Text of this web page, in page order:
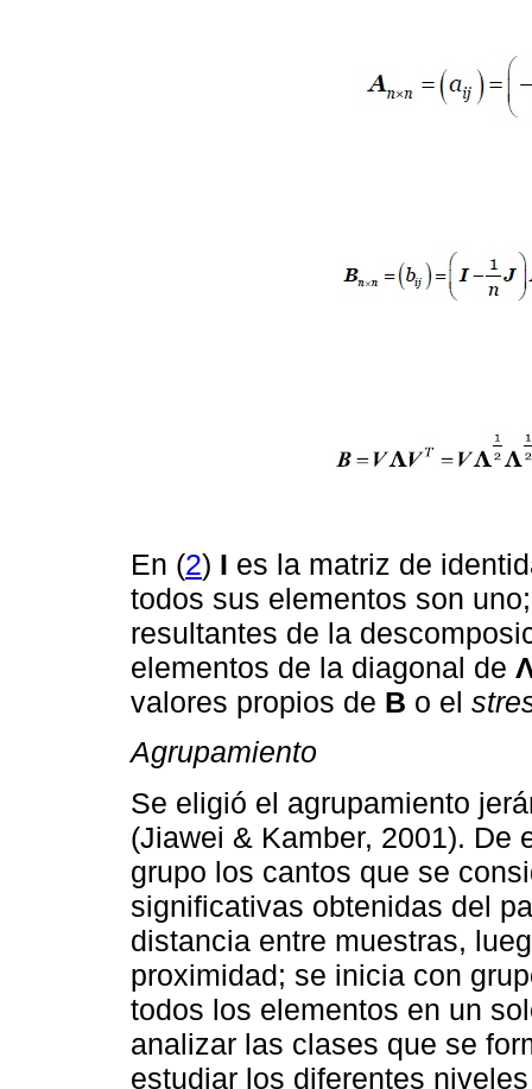
En (2) I es la matriz de
todos sus elementos son
resultantes de la
elementos de la diagonal de
valores propios de B o el
Agrupamiento
Se eligió el agrupamiento
(Jiawei & Kamber, 2001). De
grupo los cantos que se
significativas obtenidas del
distancia entre muestras,
proximidad; se inicia con
todos los elementos en un
analizar las clases que se
estudiar los diferentes